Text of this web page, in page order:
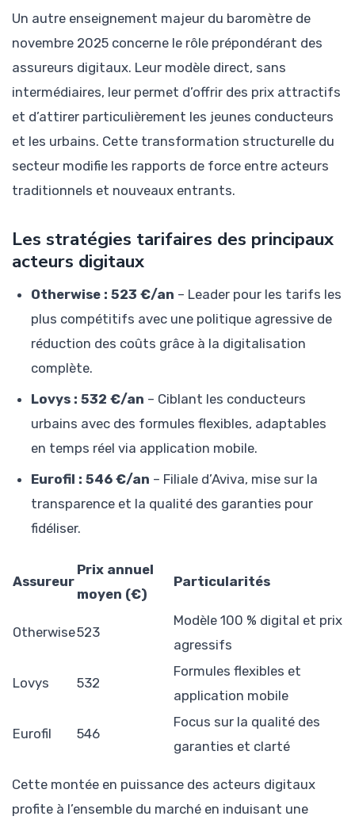
Un autre enseignement majeur du baromètre de
novembre 2025 concerne le rôle prépondérant des
assureurs digitaux. Leur modèle direct, sans
intermédiaires, leur permet d’offrir des prix attractifs
et d’attirer particulièrement les jeunes conducteurs
et les urbains. Cette transformation structurelle du
secteur modifie les rapports de force entre acteurs
traditionnels et nouveaux entrants.
Les stratégies tarifaires des principaux
acteurs digitaux
Otherwise : 523 €/an – Leader pour les tarifs les
plus compétitifs avec une politique agressive de
réduction des coûts grâce à la digitalisation
complète.
Lovys : 532 €/an – Ciblant les conducteurs
urbains avec des formules flexibles, adaptables
en temps réel via application mobile.
Eurofil : 546 €/an – Filiale d’Aviva, mise sur la
transparence et la qualité des garanties pour
fidéliser.
Assureur
Prix annuel
moyen (€)
Particularités
Otherwise523
Modèle 100 % digital et prix
agressifs
Lovys 532
Formules flexibles et
application mobile
Eurofil 546
Focus sur la qualité des
garanties et clarté
Cette montée en puissance des acteurs digitaux
profite à l’ensemble du marché en induisant une